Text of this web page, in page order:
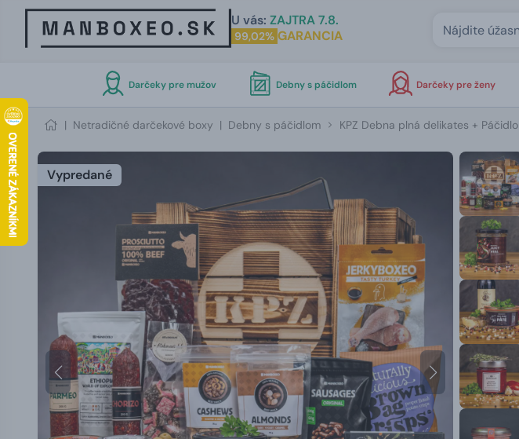
U vás: ZAJTRA 7.8.
99,02% GARANCIA
Darčeky pre mužov Debny s páčidlom Darčeky pre ženy
| Netradičné darčekové boxy | Debny s páčidlom KPZ Debna plná delikates + Páčidlo
Vypredané